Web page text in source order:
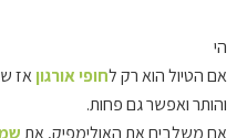
הי
אם הטיול הוא רק לחופי אורגוןאז
והותר ואפשר גם פחות.
אם משלבים את האולימפיק, את